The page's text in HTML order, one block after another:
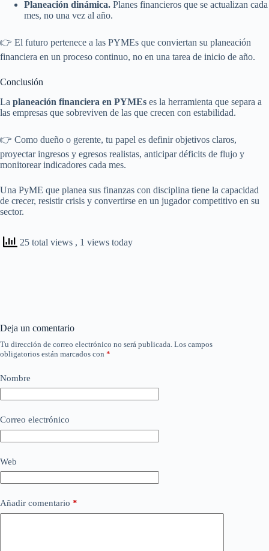
Planeación dinámica. Planes financieros que se actualizan cada
mes, no una vez al año.
👉 El futuro pertenece a las PYMEs que conviertan su planeación
financiera en un proceso continuo, no en una tarea de inicio de año.
Conclusión
La planeación financiera en PYMEs es la herramienta que separa a
las empresas que sobreviven de las que crecen con estabilidad.
👉 Como dueño o gerente, tu papel es definir objetivos claros,
proyectar ingresos y egresos realistas, anticipar déficits de flujo y
monitorear indicadores cada mes.
Una PyME que planea sus finanzas con disciplina tiene la capacidad
de crecer, resistir crisis y convertirse en un jugador competitivo en su
sector.
25 total views , 1 views today
Deja un comentario
Tu dirección de correo electrónico no será publicada. Los campos
obligatorios están marcados con *
Nombre
Correo electrónico
Web
Añadir comentario *